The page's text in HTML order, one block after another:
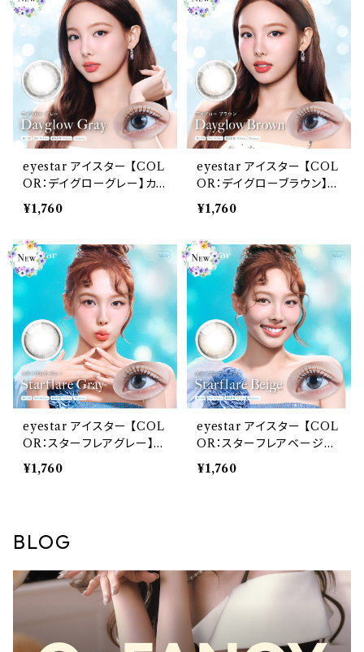
ンズ ナチュラル フチあり 細
フチ 透明感 UVカット 高含
水 1day 10枚入りカラコン
カラー コンタクト コンタク
トレンズ
光レンズ ナチュラル フチあ
り 細フチ 透明感 UVカット
高含水 1day 10枚入りカラ
コン カラー コンタクト コン
タクトレンズ
eyestar アイスター 【COL
OR：デイグローグレー】カラ
コン ナヨン ワンデー 度な
し・度あり 水光カラコン グ
TWICE NAYEON 水光レ
ンズ ナチュラル フチあり 細
フチ 透明感 UVカット 高含
水 1day 10枚入りカラコン
カラー コンタクト コンタク
トレンズ
¥1,760
eyestar アイスター 【COL
OR：デイグローブラウン】カ
ラコン ナヨン ワンデー 度な
し・度あり 水光カラコン グ
TWICE NAYEON 水光レ
ンズ ナチュラル フチあり 細
フチ 透明感 UVカット 高含
水 1day 10枚入りカラコン
カラー コンタクト コンタク
トレンズ
¥1,760
eyestar アイスター 【COL
OR：スターフレアグレー】カ
ラコン ナヨン ワンデー 度な
し・度あり 水光カラコン グ
フチ 透明感 UVカット 高含
カラー コンタクト コンタク
¥1,760
eyestar アイスター 【COL
OR：スターフレアベージュ】
カラコン ナヨン ワンデー 度
なし・度あり 水光カラコン
コン カラー コンタクト コン
タクトレンズ
¥1,760
BLOG